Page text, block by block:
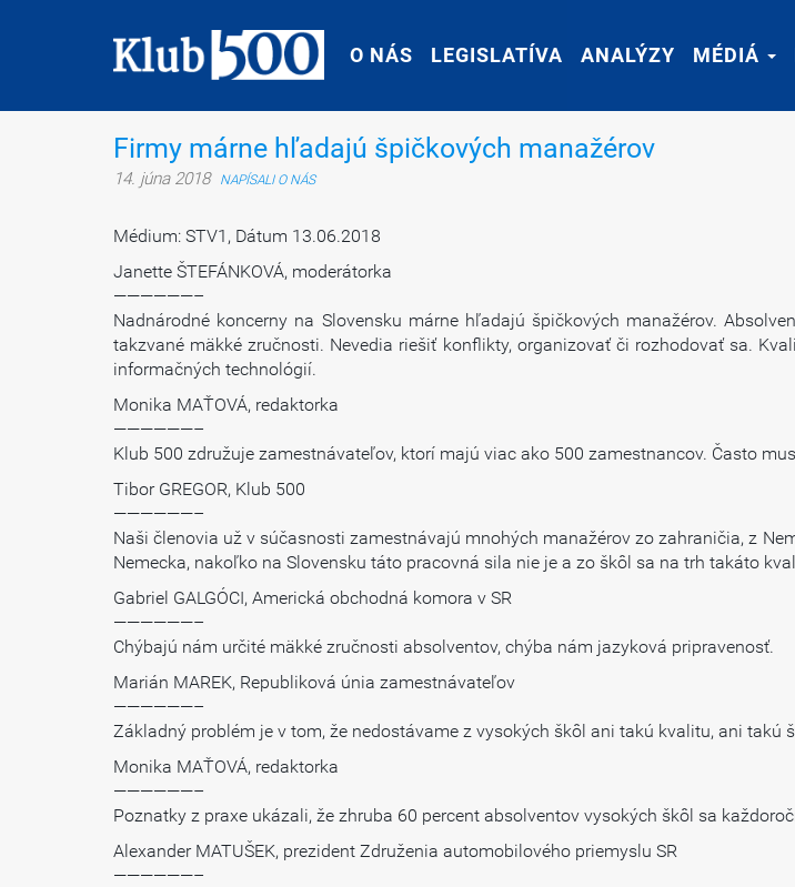
O NÁS LEGISLATÍVA ANALÝZY MÉDIÁ
O NÁS LEGISLATÍVA ANALÝZY MÉDIÁ
Firmy márne hľadajú špičkových manažérov
14. júna 2018 NAPÍSALI O NÁS
Médium: STV1, Dátum 13.06.2018
Janette ŠTEFÁNKOVÁ, moderátorka
——————–
Nadnárodné koncerny na Slovensku márne hľadajú špičkových manažérov.
takzvané mäkké zručnosti. Nevedia riešiť konflikty, organizovať či rozhodovať sa.
informačných technológií.
Monika MAŤOVÁ, redaktorka
——————–
Klub 500 združuje zamestnávateľov, ktorí majú viac ako 500 zamestnancov. Často
Tibor GREGOR, Klub 500
——————–
Naši členovia už v súčasnosti zamestnávajú mnohých manažérov zo zahraničia, z
Nemecka, nakoľko na Slovensku táto pracovná sila nie je a zo škôl sa na trh takáto
Gabriel GALGÓCI, Americká obchodná komora v SR
——————–
Chýbajú nám určité mäkké zručnosti absolventov, chýba nám jazyková pripravenosť.
Marián MAREK, Republiková únia zamestnávateľov
——————–
Základný problém je v tom, že nedostávame z vysokých škôl ani takú kvalitu, ani takú
Monika MAŤOVÁ, redaktorka
——————–
Poznatky z praxe ukázali, že zhruba 60 percent absolventov vysokých škôl sa
Alexander MATUŠEK, prezident Združenia automobilového priemyslu SR
——————–